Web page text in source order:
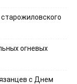
огневых
с Днем